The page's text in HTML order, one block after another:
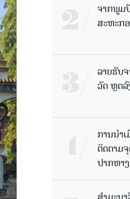
ຈາກພູມ
ສະຫະກ
ລາຍຮັບ
ວັດ ຫຼດ
ການນໍາ
ຕິດຕາມ
ປາກຫາງ